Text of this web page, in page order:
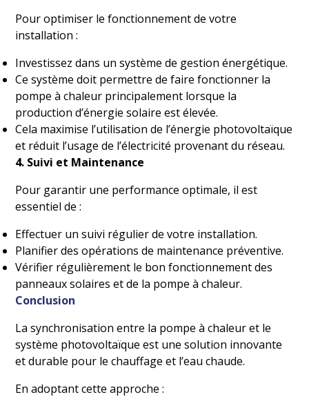
Pour optimiser le fonctionnement de votre
installation :
Investissez dans un système de gestion énergétique.
Ce système doit permettre de faire fonctionner la
pompe à chaleur principalement lorsque la
production d’énergie solaire est élevée.
Cela maximise l’utilisation de l’énergie photovoltaïque
et réduit l’usage de l’électricité provenant du réseau.
4. Suivi et Maintenance
Pour garantir une performance optimale, il est
essentiel de :
Effectuer un suivi régulier de votre installation.
Planifier des opérations de maintenance préventive.
Vérifier régulièrement le bon fonctionnement des
panneaux solaires et de la pompe à chaleur.
Conclusion
La synchronisation entre la pompe à chaleur et le
système photovoltaïque est une solution innovante
et durable pour le chauffage et l’eau chaude.
En adoptant cette approche :